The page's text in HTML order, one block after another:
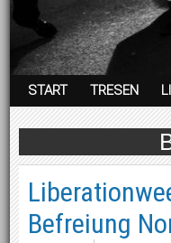
START TRESEN
Befreiung